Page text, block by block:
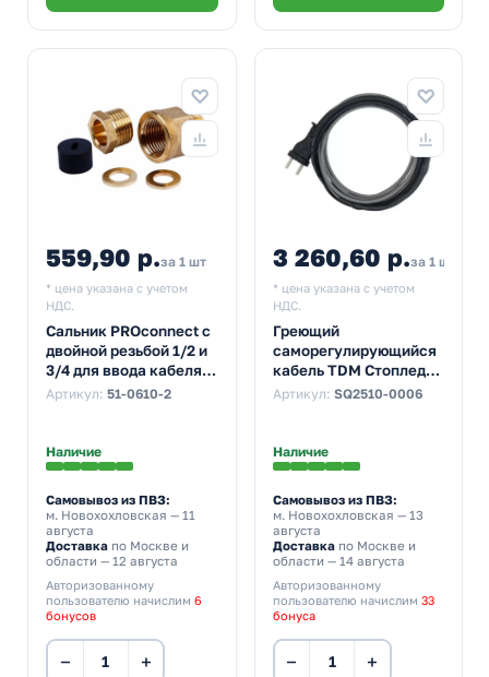
559,90 р.за 1 шт
* цена указана с учетом
НДС.
Сальник PROconnect с
двойной резьбой 1/2 и
3/4 для ввода кабеля в
трубу
Артикул: 51-0610-2
Наличие
Самовывоз из ПВЗ:
м. Новохохловская — 11
августа
Доставка по Москве и
области — 12 августа
Авторизованному
пользователю начислим 6
бонусов
− +
3 260,60 р.за 1 шт
* цена указана с учетом
НДС.
Греющий
саморегулирующийся
кабель TDM Стоплед
НСК15-Н с вилкой, на
Артикул: SQ2510-0006
Наличие
Самовывоз из ПВЗ:
м. Новохохловская — 13
августа
Доставкапо Москве и
области — 14 августа
Авторизованному
пользователю начислим 33
бонуса
− +